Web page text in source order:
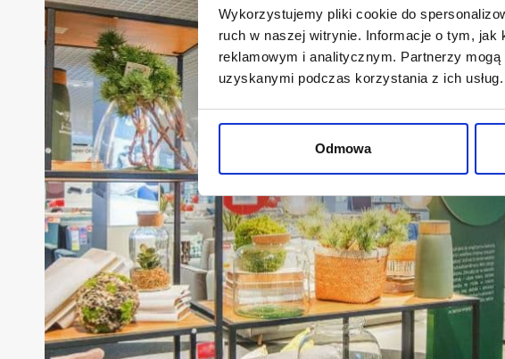
Wykorzystujemy pliki cookie do
ruch w naszej witrynie. Informacje o tym,
reklamowym i analitycznym. Partnerzy
uzyskanymi podczas korzystania z ich usług.
Odmowa